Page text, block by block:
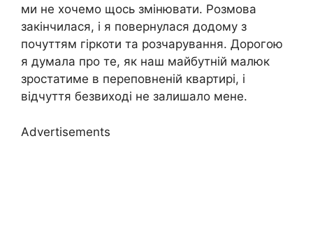
ми не хочемо щось змінювати. Розмова
закінчилася, і я повернулася додому з
почуттям гіркоти та розчарування. Дорогою
я думала про те, як наш майбутній малюк
зростатиме в переповненій квартирі, і
відчуття безвиході не залишало мене.
Advertisements